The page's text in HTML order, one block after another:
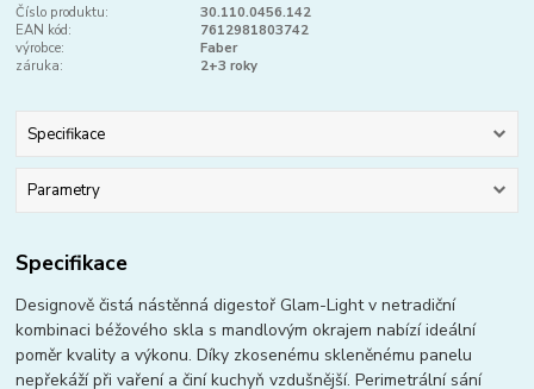
Číslo produktu:
30.110.0456.142
EAN kód:
7612981803742
výrobce:
Faber
záruka:
2+3 roky
Specifikace
Parametry
Specifikace
Designově čistá nástěnná digestoř Glam-Light v netradiční
kombinaci béžového skla s mandlovým okrajem nabízí ideální
poměr kvality a výkonu. Díky zkosenému skleněnému panelu
nepřekáží při vaření a činí kuchyň vzdušnější. Perimetrální sání